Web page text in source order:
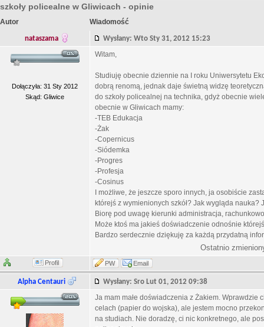
szkoły policealne w Gliwicach - opinie
Autor Wiadomość
nataszama Wysłany: Wto Sty 31, 2012 15:23
Dołączyła: 31 Sty 2012
Skąd: Gliwice
Witam,
Studiuję obecnie dziennie na I roku Uniwersytetu
dobrą renomą, jednak daje świetną widzę
do szkoły policealnej na technika, gdyż obecnie
obecnie w Gliwicach mamy:
-TEB Edukacja
-Żak
-Copernicus
-Siódemka
-Progres
-Profesja
-Cosinus
I możliwe, że jeszcze sporo innych, ja osobiście
którejś z wymienionych szkół? Jak wygląda
Biorę pod uwagę kierunki administracja,
Może ktoś ma jakieś doświadczenie odnośnie
Bardzo serdecznie dziękuję za każdą przydatną
Ostatnio
Profil PW Email
Alpha Centauri Wysłany: Sro Lut 01, 2012 09:38
Ja mam małe doświadczenia z Żakiem. Wprawdzie
celach (papier do wojska), ale jestem mocno
na studiach. Nie doradzę, ci nic konkretnego, ale